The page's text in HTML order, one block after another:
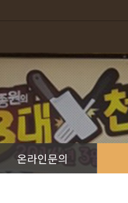
온라인문의